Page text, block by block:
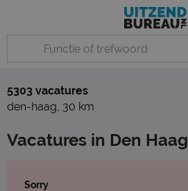
5303 vacatures
den-haag, 30 km
Vacatures in Den Haag
Sorry